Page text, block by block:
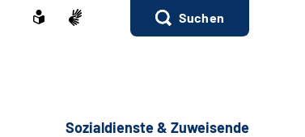
Suchen
Sozialdienste & Zuweisende